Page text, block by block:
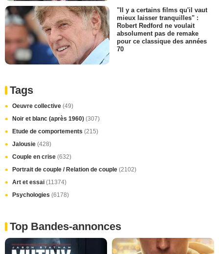
"Il y a certains films qu'il vaut
mieux laisser tranquilles" :
Robert Redford ne voulait
absolument pas de remake
pour ce classique des années
70
Tags
Oeuvre collective (49)
Noir et blanc (après 1960) (307)
Etude de comportements (215)
Jalousie (428)
Couple en crise (632)
Portrait de couple / Relation de couple (2102)
Art et essai (11374)
Psychologies (6178)
Top Bandes-annonces